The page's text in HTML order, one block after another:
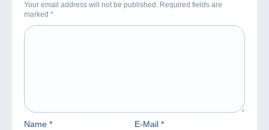
Your email address will not be published. Required fields are
marked *
Name * E-Mail *